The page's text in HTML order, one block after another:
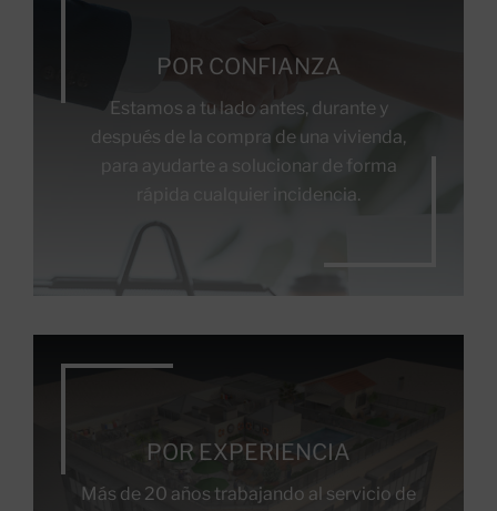
POR CONFIANZA
Estamos a tu lado antes, durante y
después de la compra de una vivienda,
para ayudarte a solucionar de forma
rápida cualquier incidencia.
POR EXPERIENCIA
Más de 20 años trabajando al servicio de